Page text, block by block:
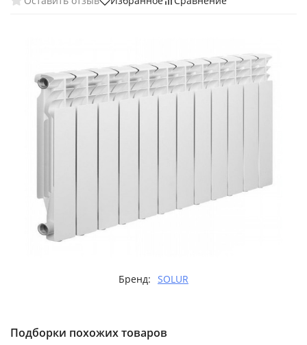
Бренд: SOLUR
Подборки похожих товаров